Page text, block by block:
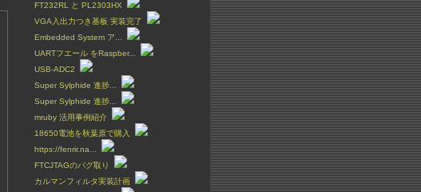
FT232RL と PL2303HX
VGA入出力つき基板 実装完了
Embedded System ア...
UARTフエール をRaspber...
USB-ADC2
Super Sylphide 進捗...
Super Sylphide 進捗...
mruby 活用事例紹介
18650電池を秋葉原で購入
https://fenrir.na...
FTCJTAGのバグ取り
カルマンフィルタ実装計画